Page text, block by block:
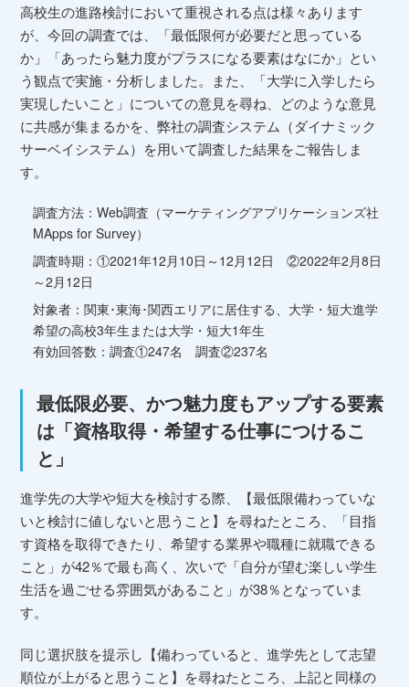
高校生の進路検討において重視される点は様々あります
が、今回の調査では、「最低限何が必要だと思っている
か」「あったら魅力度がプラスになる要素はなにか」とい
う観点で実施・分析しました。また、「大学に入学したら
実現したいこと」についての意見を尋ね、どのような意見
に共感が集まるかを、弊社の調査システム（ダイナミック
サーベイシステム）を用いて調査した結果をご報告しま
す。
調査方法：Web調査（マーケティングアプリケーションズ社
MApps for Survey）
調査時期：①2021年12月10日～12月12日 ②2022年2月8日
～2月12日
対象者：関東･東海･関西エリアに居住する、大学・短大進学
希望の高校3年生または大学・短大1年生
有効回答数：調査①247名 調査②237名
最低限必要、かつ魅力度もアップする要素
は「資格取得・希望する仕事につけるこ
と」
進学先の大学や短大を検討する際、【最低限備わっていな
いと検討に値しないと思うこと】を尋ねたところ、「目指
す資格を取得できたり、希望する業界や職種に就職できる
こと」が42％で最も高く、次いで「自分が望む楽しい学生
生活を過ごせる雰囲気があること」が38％となっていま
す。
同じ選択肢を提示し【備わっていると、進学先として志望
順位が上がると思うこと】を尋ねたところ、上記と同様の